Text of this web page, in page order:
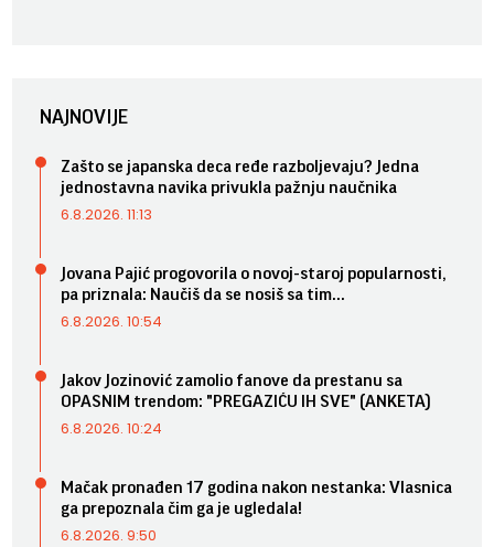
NAJNOVIJE
Zašto se japanska deca ređe razboljevaju? Jedna
jednostavna navika privukla pažnju naučnika
6.8.2026. 11:13
Jovana Pajić progovorila o novoj-staroj popularnosti,
pa priznala: Naučiš da se nosiš sa tim...
6.8.2026. 10:54
Jakov Jozinović zamolio fanove da prestanu sa
OPASNIM trendom: "PREGAZIĆU IH SVE" (ANKETA)
6.8.2026. 10:24
Mačak pronađen 17 godina nakon nestanka: Vlasnica
ga prepoznala čim ga je ugledala!
6.8.2026. 9:50